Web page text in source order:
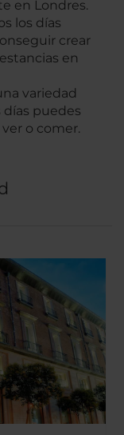
en Londres.
los días
crear
en
variedad
puedes
o comer.